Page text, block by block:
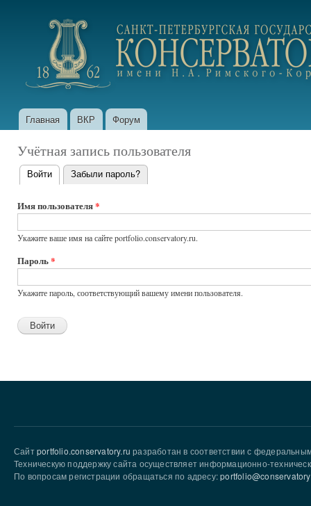
portfolio.conservatory.ru
Главное меню
Главная ВКР Форум
Учётная запись пользователя
Главные
вкладки
Войти (активная вкладка)
Забыли пароль?
Имя пользователя*
Укажите ваше имя на сайте portfolio.conservatory.ru.
Пароль*
Укажите пароль, соответствующий вашему имени пользователя.
Сайтportfolio.conservatory.ru разработан в соответствии с
Техническую поддержку сайта осуществляет информационно-
По вопросам регистрации обращаться по адресу: